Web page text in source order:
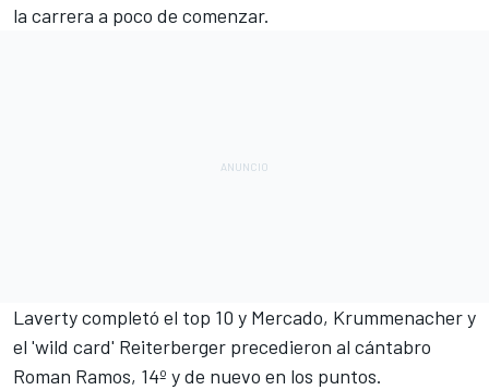
la carrera a poco de comenzar.
Laverty completó el top 10 y Mercado, Krummenacher y
el 'wild card' Reiterberger precedieron al cántabro
Roman Ramos, 14º y de nuevo en los puntos.